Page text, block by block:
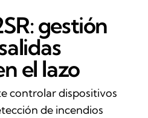
gestión
el lazo
controlar dispositivos
de incendios